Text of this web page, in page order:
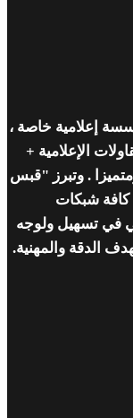
إعلامية خاصة ،
الإعلامية +
. وتبرز "قبس
كافة شبكات
في تسهيل ولوجه
الدقة والمهنية.